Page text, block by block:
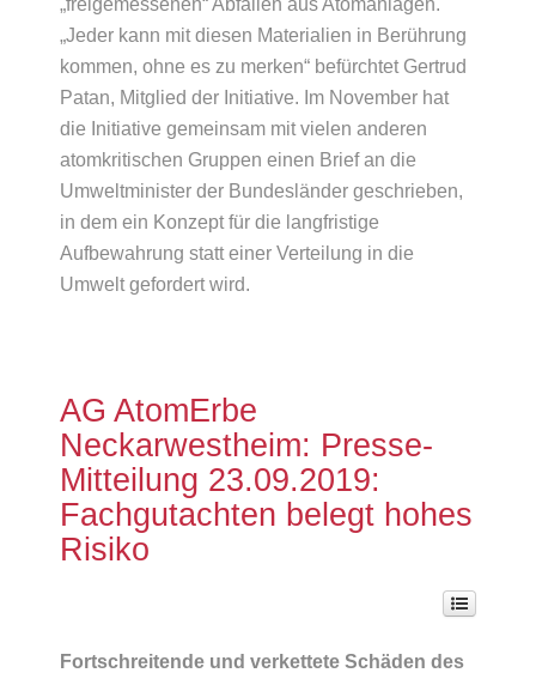
„freigemessenen“ Abfällen aus Atomanlagen.
„Jeder kann mit diesen Materialien in Berührung
kommen, ohne es zu merken“ befürchtet Gertrud
Patan, Mitglied der Initiative. Im November hat
die Initiative gemeinsam mit vielen anderen
atomkritischen Gruppen einen Brief an die
Umweltminister der Bundesländer geschrieben,
in dem ein Konzept für die langfristige
Aufbewahrung statt einer Verteilung in die
Umwelt gefordert wird.
AG AtomErbe
Neckarwestheim: Presse-
Mitteilung 23.09.2019:
Fachgutachten belegt hohes
Risiko
Fortschreitende und verkettete Schäden des